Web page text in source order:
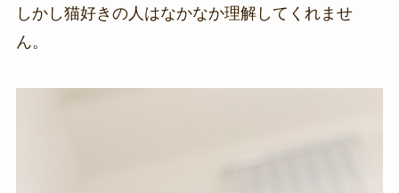
しかし猫好きの人はなかなか理解してくれませ
ん。